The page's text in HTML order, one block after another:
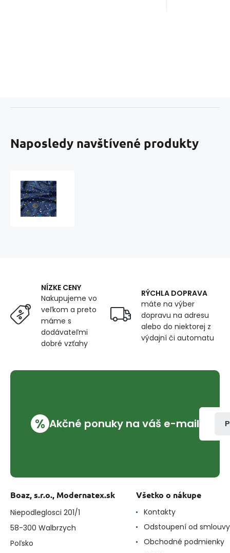
Naposledy navštívené produkty
NÍZKE CENY
Nakupujeme vo
veľkom a preto
máme s
dodávateľmi
dobré vzťahy
RÝCHLA DOPRAVA
máte na výber
dopravu na adresu
alebo do niektorej z
výdajní či automatu
% Akčné ponuky na váš e-mail
Boaz, s.r.o., Modernatex.sk
Niepodleglosci 201/1
58-300 Walbrzych
Poľsko
Všetko o nákupe
Kontakty
Odstoupení od smlouvy
Obchodné podmienky